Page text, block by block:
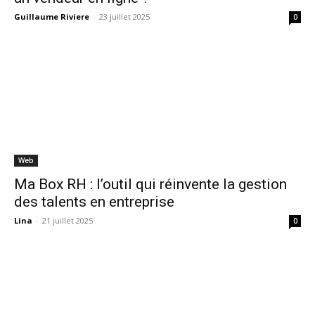
Guillaume Riviere - 23 juillet 2025 0
Web
Ma Box RH : l’outil qui réinvente la gestion
des talents en entreprise
Lina - 21 juillet 2025 0